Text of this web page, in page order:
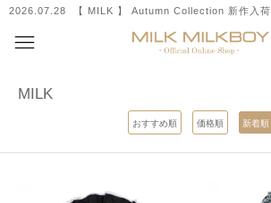
2026.07.28 【 MILK 】 Autumn Collection 新作入荷
MILK
おすすめ順 価格順 新着順